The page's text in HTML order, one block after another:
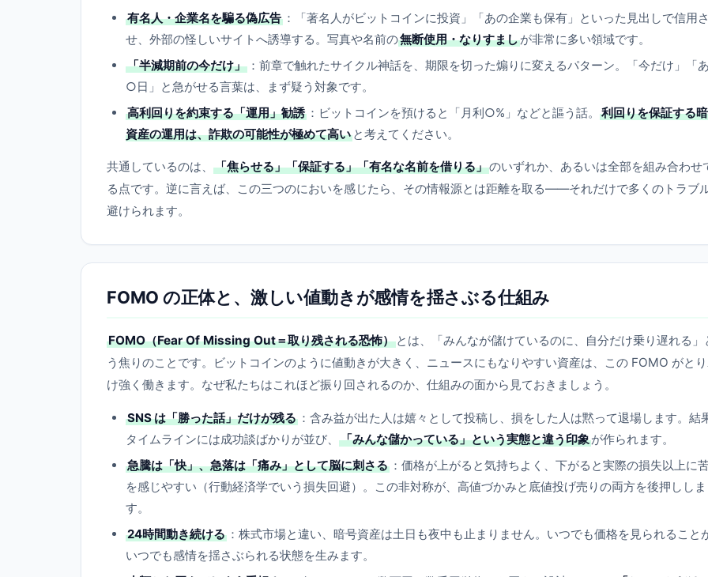
有名人・企業名を騙る偽広告 ：「著名人がビットコインに投資」「あの企業も保有」といった見出しで信用さ
せ、外部の怪しいサイトへ誘導する。写真や名前の無断使用・なりすましが非常に多い領域です。
「半減期前の今だけ」 ：前章で触れたサイクル神話を、期限を切った煽りに変えるパターン。「今だけ」「
○日」と急がせる言葉は、まず疑う対象です。
高利回りを約束する「運用」勧誘 ：ビットコインを預けると「月利○%」などと謳う話。
利回りを保証する
資産の運用は、詐欺の可能性が極めて高い と考えてください。
共通しているのは、 「焦らせる」「保証する」「有名な名前を借りる」のいずれか、あるいは全部を組み合わせ
る点です。逆に言えば、この三つのにおいを感じたら、その情報源とは距離を取る——それだけで多くのトラブ
避けられます。
FOMO の正体と、激しい値動きが感情を揺さぶる仕組み
FOMO（Fear Of Missing Out＝取り残される恐怖） とは、「みんなが儲けているのに、自分だけ乗り遅れる」
う焦りのことです。ビットコインのように値動きが大きく、ニュースにもなりやすい資産は、この FOMO がと
け強く働きます。なぜ私たちはこれほど振り回されるのか、仕組みの面から見ておきましょう。
SNS は「勝った話」だけが残る ：含み益が出た人は嬉々として投稿し、損をした人は黙って退場します。結
タイムラインには成功談ばかりが並び、
「みんな儲かっている」という実態と違う印象が作られます。
急騰は「快」、急落は「痛み」として脳に刺さる ：価格が上がると気持ちよく、下がると実際の損失以上に
を感じやすい（行動経済学でいう損失回避）。この非対称が、高値づかみと底値投げ売りの両方を後押ししま
す。
24時間動き続ける ：株式市場と違い、暗号資産は土日も夜中も止まりません。いつでも価格を見られること
いつでも感情を揺さぶられる状態を生みます。